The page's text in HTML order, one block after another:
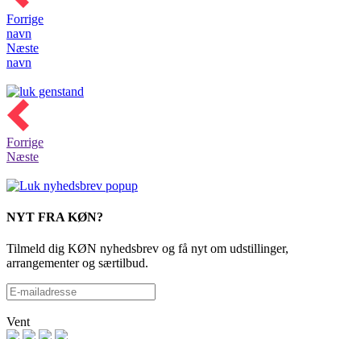
Forrige
navn
Næste
navn
Forrige
Næste
NYT FRA KØN?
Tilmeld dig KØN nyhedsbrev og få nyt om udstillinger,
arrangementer og særtilbud.
Vent